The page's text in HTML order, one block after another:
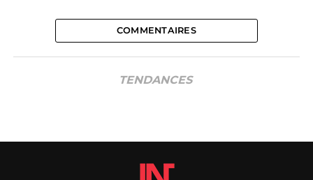
COMMENTAIRES
TENDANCES